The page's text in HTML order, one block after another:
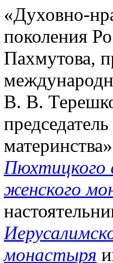
«Духовно-
поколения
Пахмутова,
В. В.
Пюхтицкого
женского
монастыря